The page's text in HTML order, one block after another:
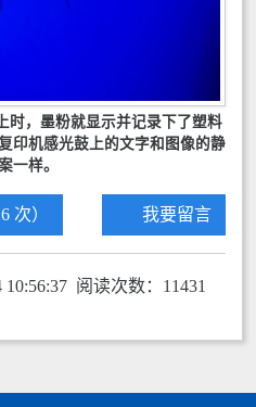
时，墨粉就显示并记录下了塑料
印机感光鼓上的文字和图像的静
一样。
次） 我要留言
10:56:37 阅读次数：11431